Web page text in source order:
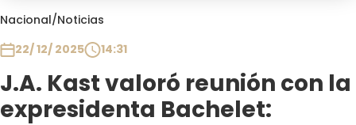
Nacional/Noticias
22/ 12/ 2025
14:31
J.A. Kast valoró reunión con la
expresidenta Bachelet:
Club De La Comedia
Plan Perfecto
El Tiempo
Sabingo